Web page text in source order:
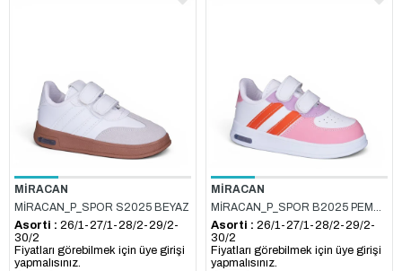
MİRACAN
MİRACAN_P_SPOR S2025 BEYAZ
Asorti : 26/1-27/1-28/2-29/2-
30/2
Fiyatları görebilmek için üye girişi
yapmalısınız.
MİRACAN
MİRACAN_P_SPOR B2025 PEMBE_TURUNCU_LİLA
Asorti : 26/1-27/1-28/2-29/2-
30/2
Fiyatları görebilmek için üye girişi
yapmalısınız.